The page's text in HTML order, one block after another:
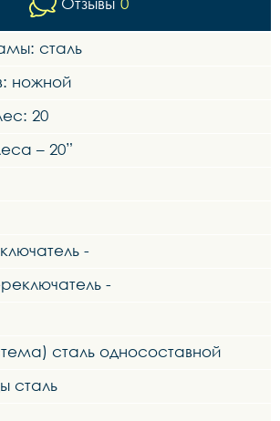
сталь
ножной
20
– 20”
-
-
сталь односоставной
сталь